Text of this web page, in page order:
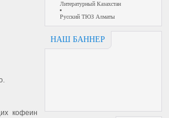
Литературный Казахстан
Русский ТЮЗ Алматы
НАШ БАННЕР
кофеин